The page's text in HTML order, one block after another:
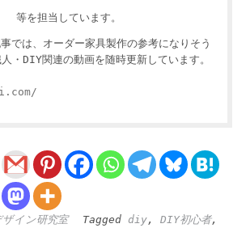
等を担当しています。
では、オーダー家具製作の参考になりそう
・DIY関連の動画を随時更新しています。
ザイン研究室 Tagged diy, DIY初心者,